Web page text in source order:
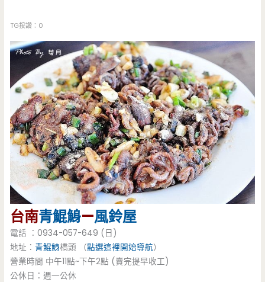
TG按讚：0
台南青鯤鯓—風鈴屋
電話 ：0934-057-649 (日)
地址：青鯤鯓橋頭 （點選這裡開始導航）
營業時間 中午11點~下午2點 (賣完提早收工)
公休日：週一公休